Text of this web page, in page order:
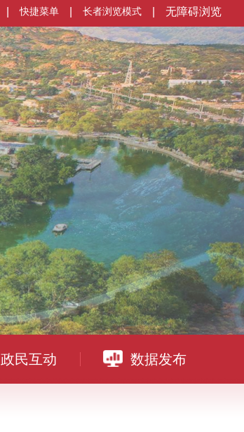
无障碍浏览
长者浏览模式
快捷菜单
政民互动 数据发布